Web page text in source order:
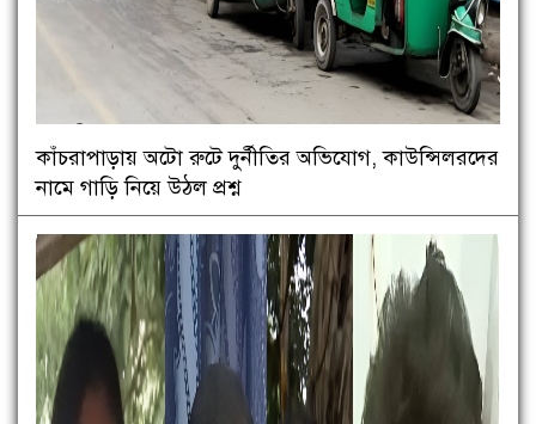
কাঁচরাপাড়ায় অটো রুটে দুর্নীতির অভিযোগ, কাউন্সিলরদের
নামে গাড়ি নিয়ে উঠল প্রশ্ন